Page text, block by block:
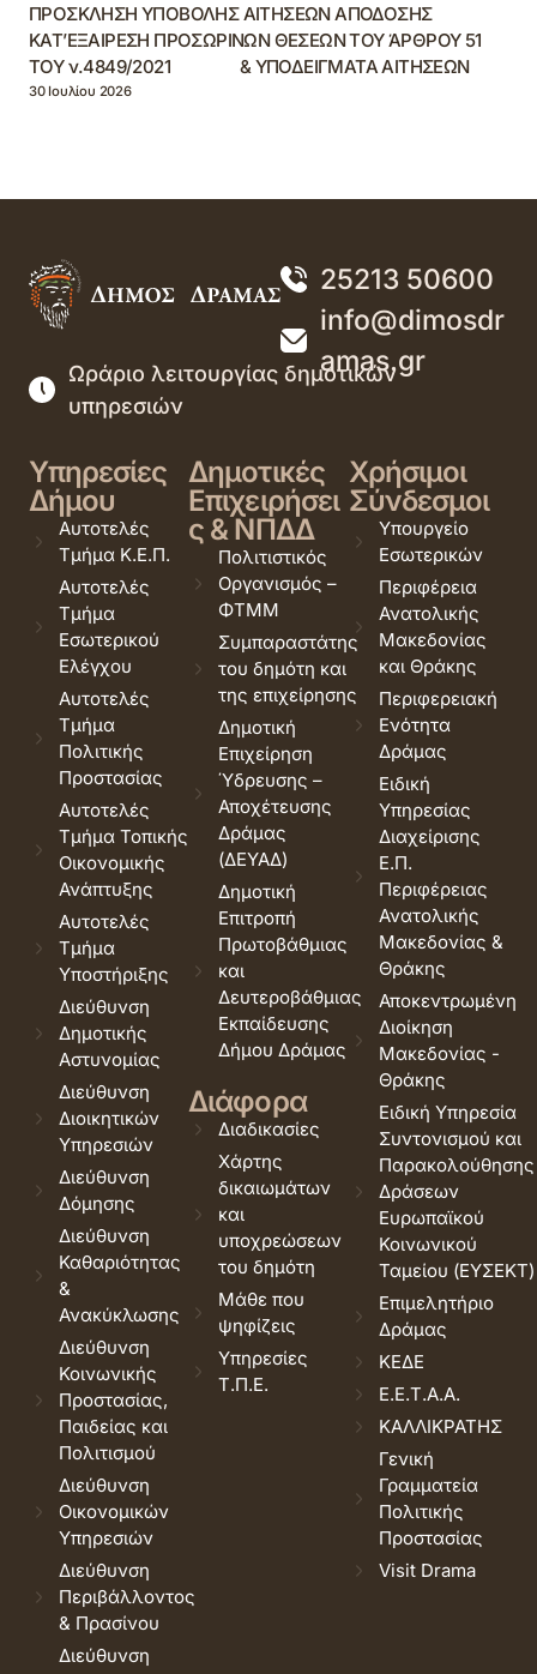
ΠΡΟΣΚΛΗΣΗ ΥΠΟΒΟΛΗΣ ΑΙΤΗΣΕΩΝ ΑΠΟΔΟΣΗΣ
ΚΑΤ’ΕΞΑΙΡΕΣΗ ΠΡΟΣΩΡΙΝΩΝ ΘΕΣΕΩΝ ΤΟΥ ΆΡΘΡΟΥ 51
ΤΟΥ ν.4849/2021 & ΥΠΟΔΕΙΓΜΑΤΑ ΑΙΤΗΣΕΩΝ
30 Ιουλίου 2026
25213 50600
info@dimosdr
amas.gr
Ωράριο λειτουργίας δημοτικών
υπηρεσιών
Υπηρεσίες
Δήμου
Αυτοτελές
Τμήμα Κ.Ε.Π.
Αυτοτελές
Τμήμα
Εσωτερικού
Ελέγχου
Αυτοτελές
Τμήμα
Πολιτικής
Προστασίας
Αυτοτελές
Τμήμα Τοπικής
Οικονομικής
Ανάπτυξης
Αυτοτελές
Τμήμα
Υποστήριξης
Διεύθυνση
Δημοτικής
Αστυνομίας
Διεύθυνση
Διοικητικών
Υπηρεσιών
Διεύθυνση
Δόμησης
Διεύθυνση
Καθαριότητας
&
Ανακύκλωσης
Διεύθυνση
Κοινωνικής
Προστασίας,
Παιδείας και
Πολιτισμού
Διεύθυνση
Οικονομικών
Υπηρεσιών
Διεύθυνση
Περιβάλλοντος
& Πρασίνου
Διεύθυνση
Δημοτικές
Επιχειρήσει
ς & ΝΠΔΔ
Πολιτιστικός
Οργανισμός –
ΦΤΜΜ
Συμπαραστάτης
του δημότη και
της επιχείρησης
Δημοτική
Επιχείρηση
Ύδρευσης –
Αποχέτευσης
Δράμας
(ΔΕΥΑΔ)
Δημοτική
Επιτροπή
Πρωτοβάθμιας
και
Δευτεροβάθμιας
Εκπαίδευσης
Δήμου Δράμας
Διάφορα
Διαδικασίες
Χάρτης
δικαιωμάτων
και
υποχρεώσεων
του δημότη
Μάθε που
ψηφίζεις
Υπηρεσίες
Τ.Π.Ε.
Χρήσιμοι
Σύνδεσμοι
Υπουργείο
Εσωτερικών
Περιφέρεια
Ανατολικής
Μακεδονίας
και Θράκης
Περιφερειακή
Ενότητα
Δράμας
Ειδική
Υπηρεσίας
Διαχείρισης
Ε.Π.
Περιφέρειας
Ανατολικής
Μακεδονίας &
Θράκης
Αποκεντρωμένη
Διοίκηση
Μακεδονίας -
Θράκης
Ειδική Υπηρεσία
Συντονισμού και
Παρακολούθησης
Δράσεων
Ευρωπαϊκού
Κοινωνικού
Ταμείου (ΕΥΣΕΚΤ)
Επιμελητήριο
Δράμας
ΚΕΔΕ
Ε.Ε.Τ.Α.Α.
ΚΑΛΛΙΚΡΑΤΗΣ
Γενική
Γραμματεία
Πολιτικής
Προστασίας
Visit Drama